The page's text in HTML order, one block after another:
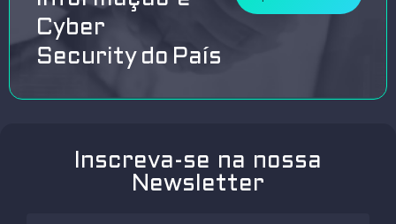
Cyber
Security do País
Inscreva-se na nossa
Newsletter